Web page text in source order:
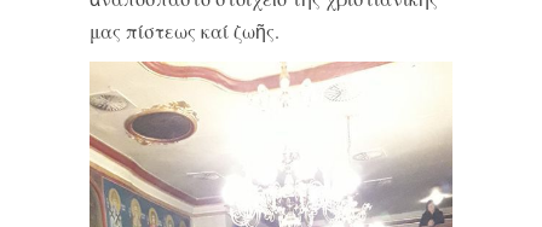
μας πίστεως καί ζωῆς.